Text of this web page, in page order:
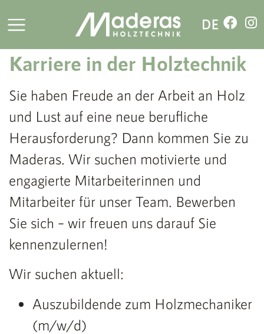
Stellenangebote
Karriere in der Holztechnik
Sie haben Freude an der Arbeit an Holz
und Lust auf eine neue berufliche
Herausforderung? Dann kommen Sie zu
Maderas. Wir suchen motivierte und
engagierte Mitarbeiterinnen und
Mitarbeiter für unser Team. Bewerben
Sie sich – wir freuen uns darauf Sie
kennenzulernen!
Wir suchen aktuell:
Auszubildende zum Holzmechaniker
(m/w/d)